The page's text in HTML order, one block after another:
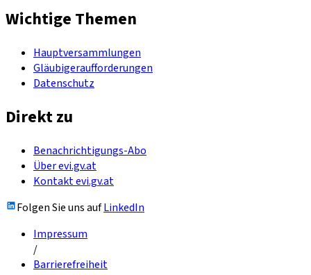
Wichtige Themen
Hauptversammlungen
Gläubigeraufforderungen
Datenschutz
Direkt zu
Benachrichtigungs-Abo
Über evi.gv.at
Kontakt evi.gv.at
Folgen Sie uns aufLinkedIn
Impressum
/
Barrierefreiheit